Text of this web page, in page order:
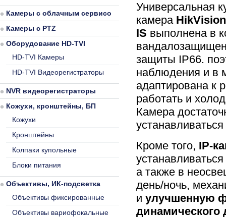
Универсальная
камера
IS выполнена в
защиты IP66.
наблюдения и в
адаптирована к
работать и
Камера
Кроме того, IP-
а также в
день/ночь,
и улучшенную
динамического
Камеры с облачным сервисом
Камеры с PTZ
Оборудование HD-TVI
HD-TVI Камеры
HD-TVI Видеорегистраторы
NVR видеорегистраторы
Кожухи, кронштейны, БП
Кожухи
Кронштейны
Колпаки купольные
Блоки питания
Объективы, ИК-подсветка
Объективы фиксированные
Объективы вариофокальные